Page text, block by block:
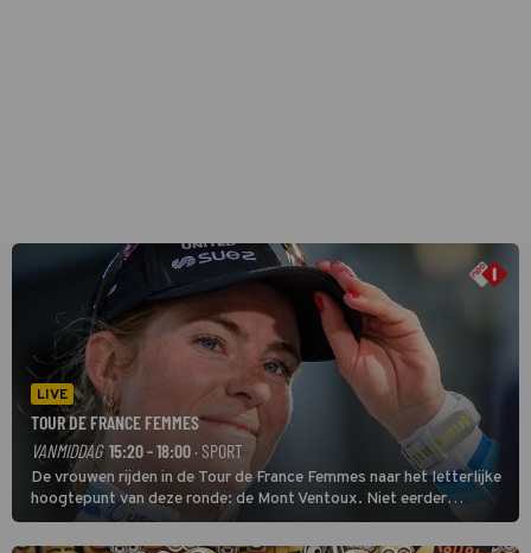
LIVE
TOUR DE FRANCE FEMMES
VANMIDDAG 15:20 - 18:00 · SPORT
De vrouwen rijden in de Tour de France Femmes naar het letterlijke
hoogtepunt van deze ronde: de Mont Ventoux. Niet eerder
finishten de vrouwen voor deze koers op deze kale col uit de
buitencategorie. De aanloop naar de slotklim is vlak.